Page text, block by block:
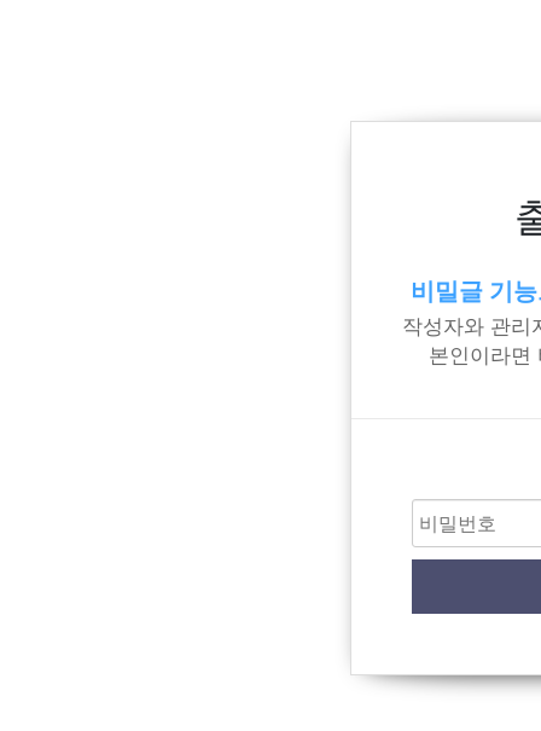
비밀글 기
작성자와 관리
본인이라면